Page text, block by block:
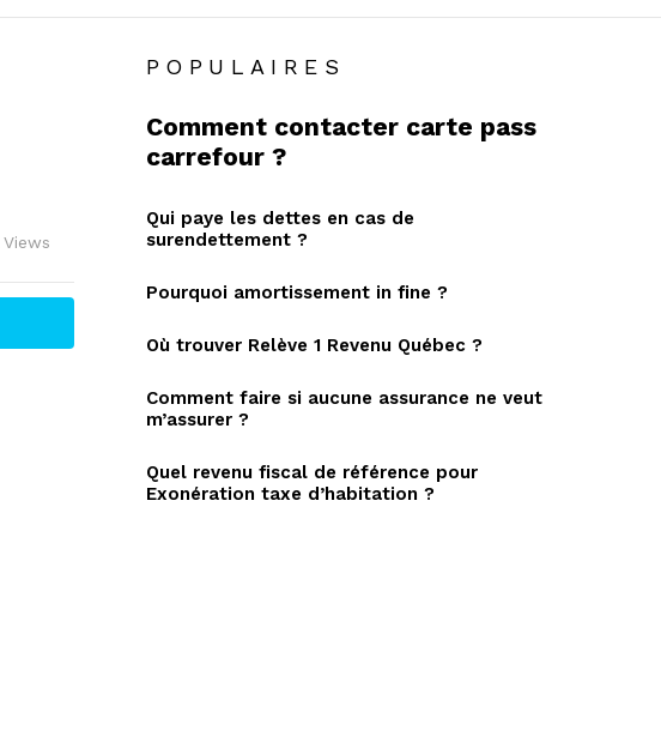
Views
POPULAIRES
Comment contacter carte pass
carrefour ?
Qui paye les dettes en cas de
surendettement ?
Pourquoi amortissement in fine ?
Où trouver Relève 1 Revenu Québec ?
Comment faire si aucune assurance ne veut
m’assurer ?
Quel revenu fiscal de référence pour
Exonération taxe d’habitation ?